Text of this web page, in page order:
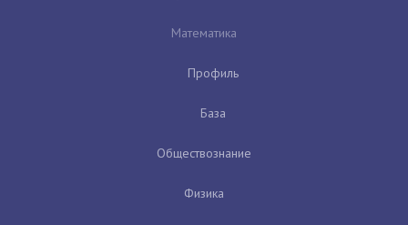
Математика
Профиль
База
Обществознание
Физика